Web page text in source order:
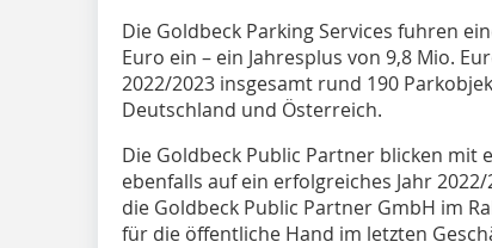
Die Goldbeck Parking Services fuhren
Euro ein – ein Jahresplus von 9,8 Mio.
2022/2023 insgesamt rund 190
Deutschland und Österreich.
Die Goldbeck Public Partner blicken mit
ebenfalls auf ein erfolgreiches Jahr
die Goldbeck Public Partner GmbH im
für die öffentliche Hand im letzten